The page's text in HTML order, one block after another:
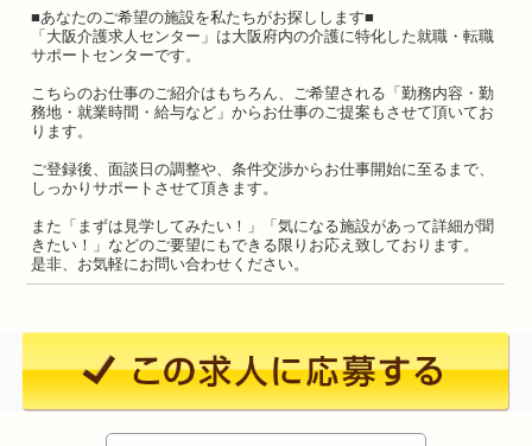
■あなたのご希望の施設を私たちがお探しします■
「大阪介護求人センター」は大阪府内の介護に特化した就職・転職
サポートセンターです。
こちらのお仕事のご紹介はもちろん、ご希望される「勤務内容・勤
務地・就業時間・給与など」からお仕事のご提案もさせて頂いてお
ります。
ご登録後、面談日の調整や、条件交渉からお仕事開始に至るまで、
しっかりサポートさせて頂きます。
また「まずは見学してみたい！」「気になる施設があって詳細が聞
きたい！」などのご要望にもできる限りお応え致しております。
是非、お気軽にお問い合わせください。